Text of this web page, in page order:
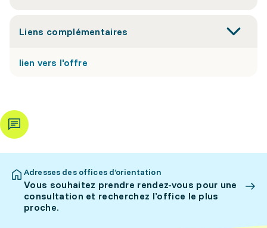
Liens complémentaires
lien vers l'offre
Adresses des offices d’orientation
Vous souhaitez prendre rendez-vous pour une
consultation et recherchez l’office le plus
proche.